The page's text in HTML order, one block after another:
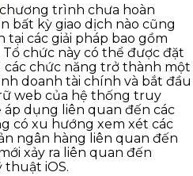
chương trình chưa hoàn
bất kỳ giao dịch nào cũng
tại các giải pháp bao gồm
Tổ chức này có thể được đặt
các chức năng trở thành một
doanh tài chính và bắt đầu
web của hệ thống truy
áp dụng liên quan đến các
có xu hướng xem xét các
ngân hàng liên quan đến
xảy ra liên quan đến
thuật iOS.